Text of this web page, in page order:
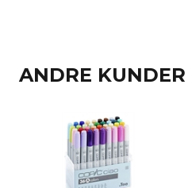
ANDRE